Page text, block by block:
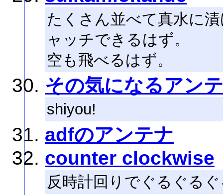
たくさん並べて真水に
ャッチできるはず。
空も飛べるはず。
その気になるアン
shiyou!
adfのアンテナ
counter clockwise
反時計回りでぐるぐる